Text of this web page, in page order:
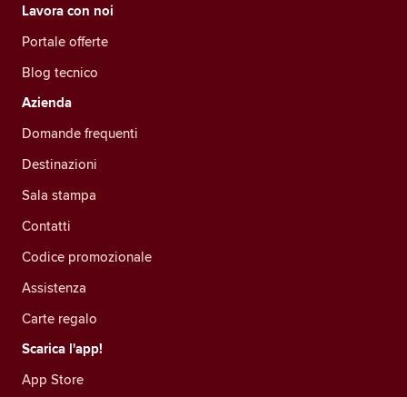
Lavora con noi
Portale offerte
Blog tecnico
Azienda
Domande frequenti
Destinazioni
Sala stampa
Contatti
Codice promozionale
Assistenza
Carte regalo
Scarica l'app!
App Store